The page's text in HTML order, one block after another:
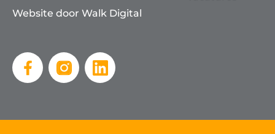
Website door Walk Digital